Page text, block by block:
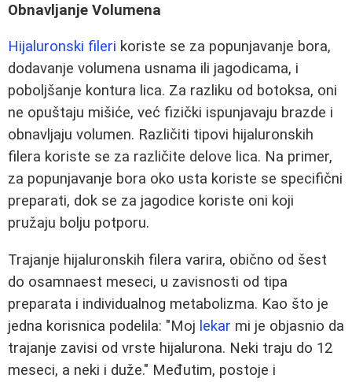
Obnavljanje Volumena
Hijaluronski fileri koriste se za popunjavanje bora,
dodavanje volumena usnama ili jagodicama, i
poboljšanje kontura lica. Za razliku od botoksa, oni
ne opuštaju mišiće, već fizički ispunjavaju brazde i
obnavljaju volumen. Različiti tipovi hijaluronskih
filera koriste se za različite delove lica. Na primer,
za popunjavanje bora oko usta koriste se specifični
preparati, dok se za jagodice koriste oni koji
pružaju bolju potporu.
Trajanje hijaluronskih filera varira, obično od šest
do osamnaest meseci, u zavisnosti od tipa
preparata i individualnog metabolizma. Kao što je
jedna korisnica podelila: "Moj lekar mi je objasnio da
trajanje zavisi od vrste hijalurona. Neki traju do 12
meseci, a neki i duže." Međutim, postoje i